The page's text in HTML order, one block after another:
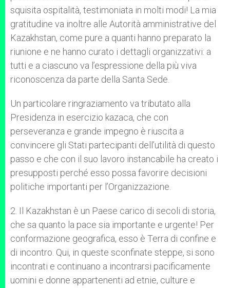
squisita ospitalità, testimoniata in molti modi! La mia
gratitudine va inoltre alle Autorità amministrative del
Kazakhstan, come pure a quanti hanno preparato la
riunione e ne hanno curato i dettagli organizzativi: a
tutti e a ciascuno va l’espressione della più viva
riconoscenza da parte della Santa Sede.
Un particolare ringraziamento va tributato alla
Presidenza in esercizio kazaca, che con
perseveranza e grande impegno è riuscita a
convincere gli Stati partecipanti dell’utilità di questo
passo e che con il suo lavoro instancabile ha creato i
presupposti perché esso possa favorire decisioni
politiche importanti per l’Organizzazione.
2. Il Kazakhstan è un Paese carico di secoli di storia,
che sa quanto la pace sia importante e urgente! Per
conformazione geografica, esso è Terra di confine e
di incontro. Qui, in queste sconfinate steppe, si sono
incontrati e continuano a incontrarsi pacificamente
uomini e donne appartenenti ad etnie, culture e